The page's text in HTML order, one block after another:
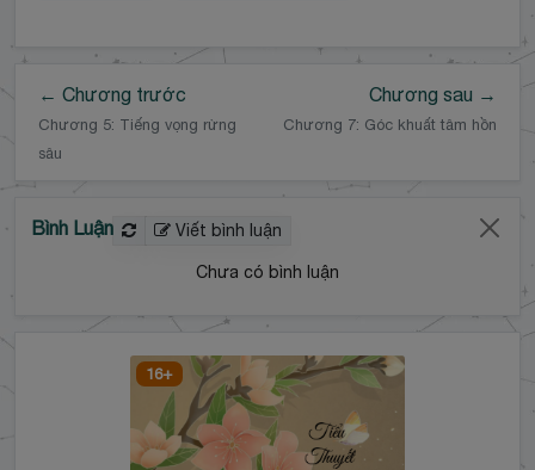
← Chương trước
Chương 5: Tiếng vọng rừng
sâu
Chương sau →
Chương 7: Góc khuất tâm hồn
Bình Luận Viết bình luận
Chưa có bình luận
16+